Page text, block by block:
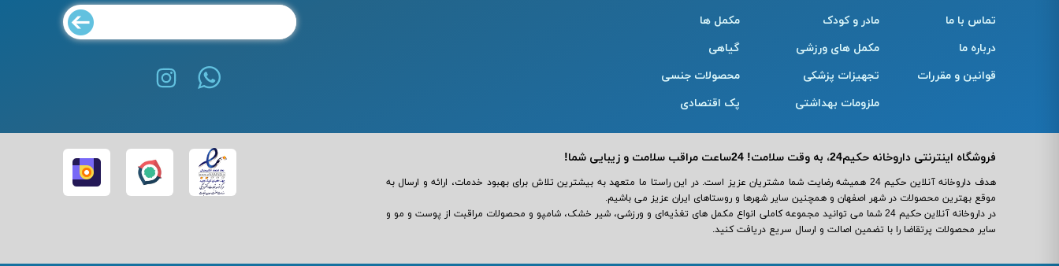
تماس با ما
درباره ما
قوانین و مقررات
مادر و کودک
مکمل ها
مکمل های ورزشی
گیاهی
تجهیزات پزشکی
محصولات جنسی
ملزومات بهداشتی
پک اقتصادی
فروشگاه اینترنتی داروخانه حکیم24، به وقت سلامت! 24ساعت مراقب سلامت و زیبایی شما!
هدف داروخانه آنلاین حکیم 24 همیشه رضایت شما مشتریان عزیز است. در این راستا ما متعهد به بیشترین تلاش برای بهبود خدمات، ارائه و ارسال به
موقع بهترین محصولات در شهر اصفهان و همچنین سایر شهرها و روستاهای ایران عزیز می باشیم.
در داروخانه آنلاین حکیم 24 شما می ‌توانید مجموعه کاملی انواع مکمل‌ های تغذیه‌ای و ورزشی، شیر خشک، شامپو و محصولات مراقبت از پوست و مو و
سایر محصولات پرتقاضا را با تضمین اصالت و ارسال سریع دریافت کنید.